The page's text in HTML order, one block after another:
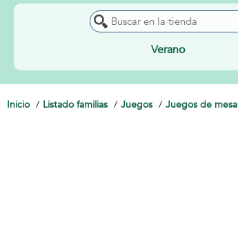
Verano
Inicio Listado familias Juegos Juegos de mesa